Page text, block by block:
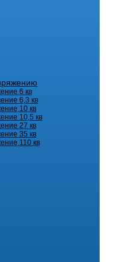
6 кв
6,3 кв
10 кв
10,5 кв
27 кв
35 кв
110 кв